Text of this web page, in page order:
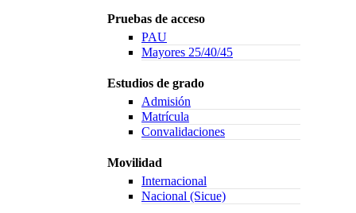
Pruebas de acceso
PAU
Mayores 25/40/45
Estudios de grado
Admisión
Matrícula
Convalidaciones
Movilidad
Internacional
Nacional (Sicue)